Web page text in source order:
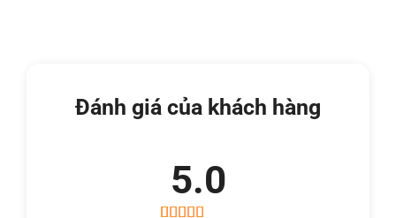
Bàn phím là sự thay đổi đáng kể của T490s, với chất liệu
cao cấp hơn và phản hồi phím tốt hơn. Điều này là do
Lenovo đã sử dụng bộ bàn phím của dòng X1 Carbon cao
Đánh giá của khách hàng
5.0